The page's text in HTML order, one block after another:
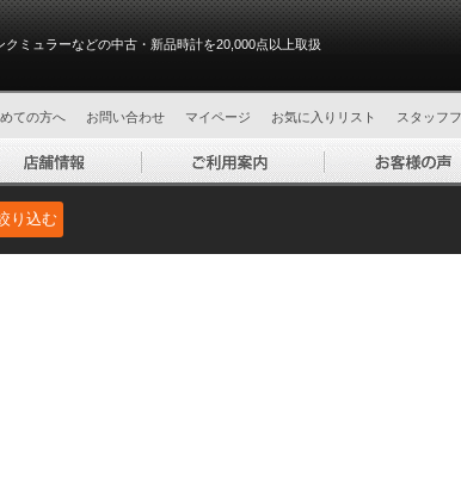
ミュラーなどの中古・新品時計を20,000点以上取扱
ての方へ お問い合わせ マイページ お気に入りリスト スタッフ
り込む